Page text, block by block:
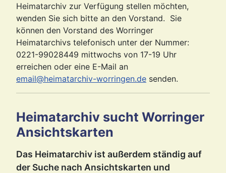
Heimatarchiv zur Verfügung stellen möchten,
wenden Sie sich bitte an den Vorstand. Sie
können den Vorstand des Worringer
Heimatarchivs telefonisch unter der Nummer:
0221-99028449 mittwochs von 17-19 Uhr
erreichen oder eine E-Mail an
email@heimatarchiv-worringen.de senden.
Heimatarchiv sucht Worringer
Ansichtskarten
Das Heimatarchiv ist außerdem ständig auf
der Suche nach Ansichtskarten und